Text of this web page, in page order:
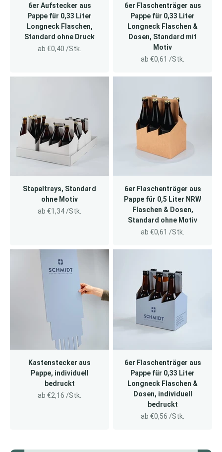
6er Aufstecker aus
Pappe für 0,33 Liter
Longneck Flaschen,
Standard ohne Druck
Angebot
ab €0,40 /Stk.
6er Flaschenträger aus
Pappe für 0,33 Liter
Longneck Flaschen &
Dosen, Standard mit
Motiv
Angebot
ab €0,61 /Stk.
Stapeltrays, Standard
ohne Motiv
Angebot
ab €1,34 /Stk.
6er Flaschenträger aus
Pappe für 0,5 Liter NRW
Flaschen & Dosen,
Standard ohne Motiv
Angebot
ab €0,61 /Stk.
Kastenstecker aus
Pappe, individuell
bedruckt
Angebot
ab €2,16 /Stk.
6er Flaschenträger aus
Pappe für 0,33 Liter
Longneck Flaschen &
Dosen, individuell
bedruckt
Angebot
ab €0,56 /Stk.